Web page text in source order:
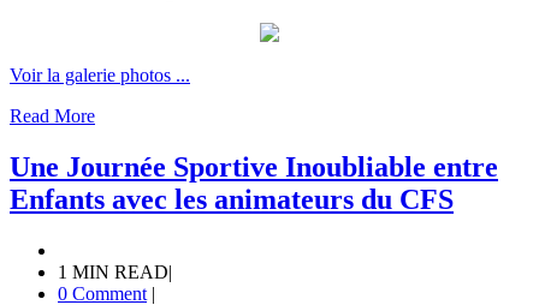
Voir la galerie photos ...
Read More
Une Journée Sportive Inoubliable entre
Enfants avec les animateurs du CFS
1 MIN READ|
0 Comment |